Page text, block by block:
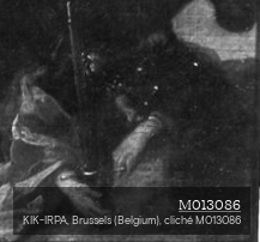
M013086
KIK-IRPA, Brussels (Belgium), cliché M013086